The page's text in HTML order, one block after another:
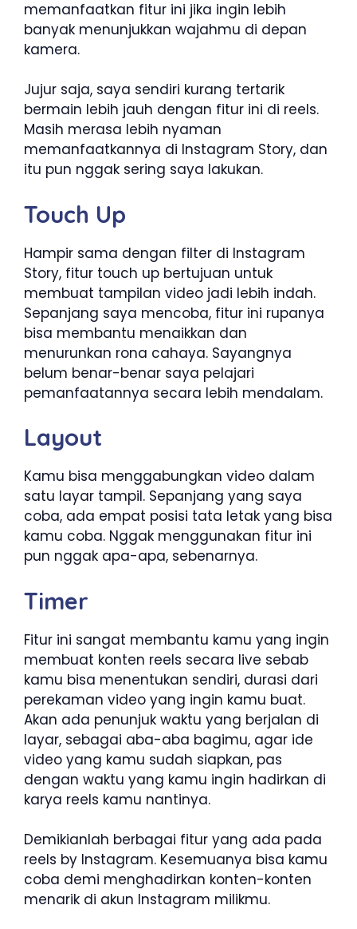
memanfaatkan fitur ini jika ingin lebih
banyak menunjukkan wajahmu di depan
kamera.
Jujur saja, saya sendiri kurang tertarik
bermain lebih jauh dengan fitur ini di reels.
Masih merasa lebih nyaman
memanfaatkannya di Instagram Story, dan
itu pun nggak sering saya lakukan.
Touch Up
Hampir sama dengan filter di Instagram
Story, fitur touch up bertujuan untuk
membuat tampilan video jadi lebih indah.
Sepanjang saya mencoba, fitur ini rupanya
bisa membantu menaikkan dan
menurunkan rona cahaya. Sayangnya
belum benar-benar saya pelajari
pemanfaatannya secara lebih mendalam.
Layout
Kamu bisa menggabungkan video dalam
satu layar tampil. Sepanjang yang saya
coba, ada empat posisi tata letak yang bisa
kamu coba. Nggak menggunakan fitur ini
pun nggak apa-apa, sebenarnya.
Timer
Fitur ini sangat membantu kamu yang ingin
membuat konten reels secara live sebab
kamu bisa menentukan sendiri, durasi dari
perekaman video yang ingin kamu buat.
Akan ada penunjuk waktu yang berjalan di
layar, sebagai aba-aba bagimu, agar ide
video yang kamu sudah siapkan, pas
dengan waktu yang kamu ingin hadirkan di
karya reels kamu nantinya.
Demikianlah berbagai fitur yang ada pada
reels by Instagram. Kesemuanya bisa kamu
coba demi menghadirkan konten-konten
menarik di akun Instagram milikmu.